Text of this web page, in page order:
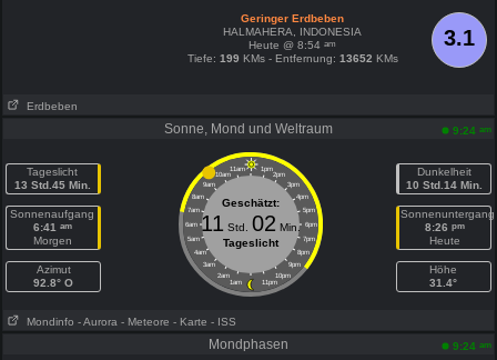
3.1
Geringer Erdbeben
HALMAHERA, INDONESIA
Heute @ 8:54am
Tiefe: 199 KMs - Entfernung: 13652 KMs
Erdbeben
Sonne, Mond und Weltraum 9:24 am
Tageslicht
13 Std.45 Min.
Sonnenaufgang
6:41 am
Morgen
Azimut
92.8° O
11am 1pm
10am 2pm
9am 3pm
8am 4pm
7am 5pm
6am 6pm
5am 7pm
4am 8pm
3am 9pm
2am 10pm
1am 11pm
Geschätzt:
11 Std. 02 Min.
Tageslicht
Dunkelheit
10 Std.14 Min.
Sonnenuntergang
8:26 pm
Heute
Höhe
31.4°
Mondinfo - Aurora - Meteore - Karte - ISS
Mondphasen 9:24 am